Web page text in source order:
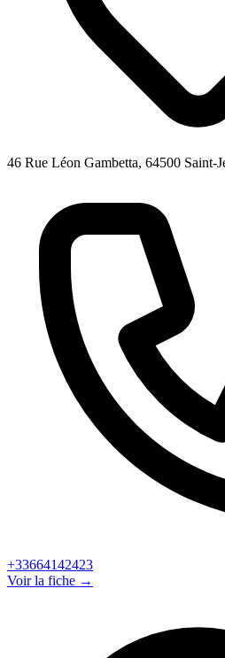
46 Rue Léon Gambetta, 64500 Saint-
+33664142423
Voir la fiche →